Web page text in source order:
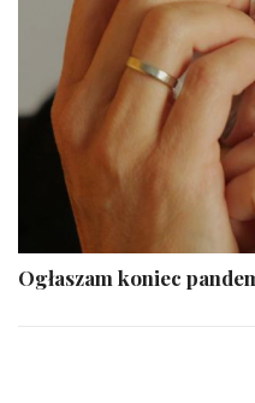
Ogłaszam koniec